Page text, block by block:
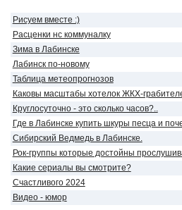
Рисуем вместе :)
Расценки нс коммуналку
Зима в Лабинске
Лабинск по-новому
Таблица метеопрогнозов
Каковы масштабы хотелок ЖКХ-
Круглосуточно - это сколько часов?..
Где в Лабинске купить шкуры песца и
Сибирский Ведмедь в Лабинске.
Рок-группы которые достойны
Какие сериалы вы смотрите?
Счастливого 2024
Видео - юмор